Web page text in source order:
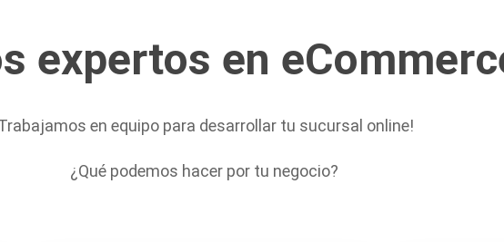
expertos en
en equipo para desarrollar tu sucursal online!
¿Qué podemos hacer por tu negocio?